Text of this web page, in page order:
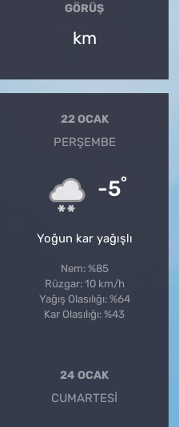
GÖRÜŞ
km
22 OCAK
PERŞEMBE
-5°
Yoğun kar yağışlı
Nem: %85
Rüzgar: 10 km/h
Yağış Olasılığı: %64
Kar Olasılığı: %43
24 OCAK
CUMARTESI